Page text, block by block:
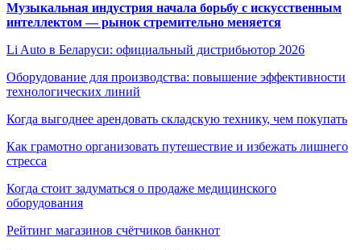
Музыкальная индустрия начала борьбу с искусственным
интеллектом — рынок стремительно меняется
Li Auto в Беларуси: официальный дистрибьютор 2026
Оборудование для производства: повышение эффективности
технологических линий
Когда выгоднее арендовать складскую технику, чем покупать
Как грамотно организовать путешествие и избежать лишнего
стресса
Когда стоит задуматься о продаже медицинского
оборудования
Рейтинг магазинов счётчиков банкнот